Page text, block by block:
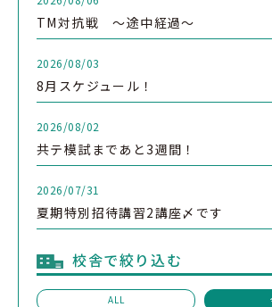
TM対抗戦 ～途中経過～
2026/08/03
8月スケジュール！
2026/08/02
共テ模試まであと3週間！
2026/07/31
夏期特別招待講習2講座〆です
校舎で絞り込む
ALL